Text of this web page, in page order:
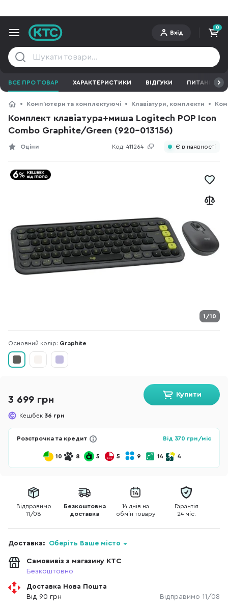
Вхід
0
ВСЕ ПРО ТОВАР ХАРАКТЕРИСТИКИ ВІДГУКИ ПИТАННЯ ТА
Компʼютери та комплектуючі Клавіатури, комплекти
Комплект клавіатура+миша Logitech POP Icon
Combo Graphite/Green (920-013156)
Код: 411264
Оціни Є в наявності
1/10
Основний колір: Graphite
3 699 грн
Кешбек 36 грн
Купити
Розстрочка та кредит Від 370 грн/міс
10 8 5 5 9 14 4
Відправимо
11/08
Безкоштовна
доставка
14 днів на
обмін товару
Гарантія
24 міс.
Доставка: Оберіть Ваше місто
Самовивіз з магазину КТС
Безкоштовно
Доставка Нова Пошта
Від 90 грн
Відправимо 11/08